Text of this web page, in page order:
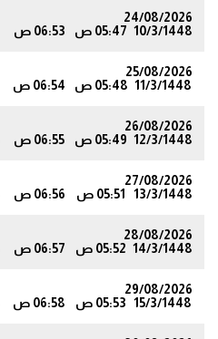
24/08/2026
10/3/1448 05:47 ص 06:53 ص
25/08/2026
11/3/1448 05:48 ص 06:54 ص
26/08/2026
12/3/1448 05:49 ص 06:55 ص
27/08/2026
13/3/1448
05:51 ص 06:56 ص
28/08/2026
14/3/1448 05:52 ص 06:57 ص
29/08/2026
15/3/1448 05:53 ص 06:58 ص